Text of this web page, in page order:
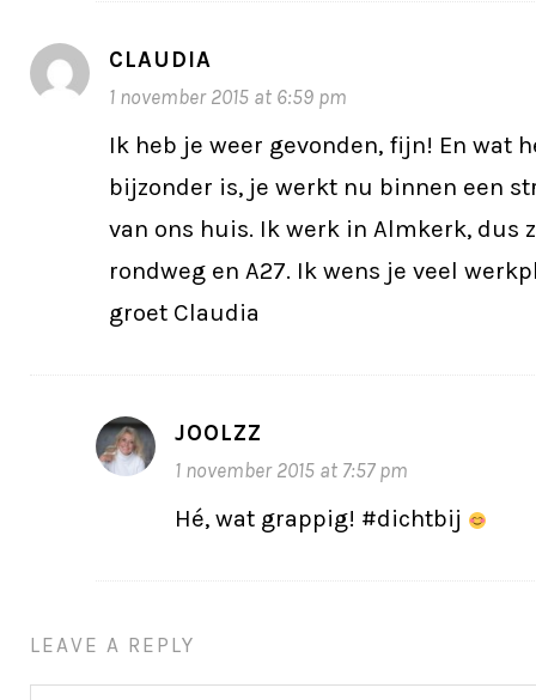
CLAUDIA
1 november 2015 at 6:59 pm
Ik heb je weer gevonden, fijn! En wat
bijzonder is, je werkt nu binnen een
van ons huis. Ik werk in Almkerk, dus
rondweg en A27. Ik wens je veel
groet Claudia
JOOLZZ
1 november 2015 at 7:57 pm
Hé, wat grappig! #dichtbij
LEAVE A REPLY